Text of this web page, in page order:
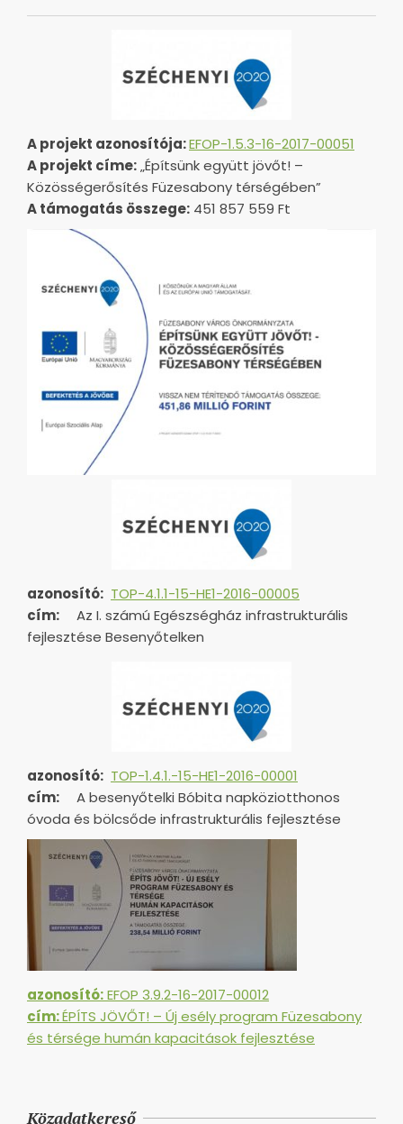
A projekt azonosítója:EFOP-1.5.3-16-2017-00051
A projekt címe:„Építsünk együtt jövőt! –
Közösségerősítés Füzesabony térségében”
A támogatás összege: 451 857 559 Ft
azonosító: TOP-4.1.1-15-HE1-2016-00005
cím:
Az I. számú Egészségház infrastrukturális
fejlesztése Besenyőtelken
azonosító: TOP-1.4.1.-15-HE1-2016-00001
cím:
A besenyőtelki Bóbita napköziotthonos
óvoda és bölcsőde infrastrukturális fejlesztése
azonosító:EFOP 3.9.2-16-2017-00012
cím:ÉPÍTS JÖVŐT! – Új esély program Füzesabony
és térsége humán kapacitások fejlesztése
Közadatkereső